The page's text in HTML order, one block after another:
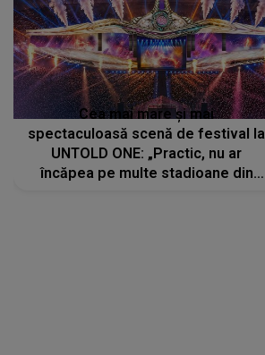
Cea mai mare și mai
spectaculoasă scenă de festival la
UNTOLD ONE: „Practic, nu ar
încăpea pe multe stadioane din